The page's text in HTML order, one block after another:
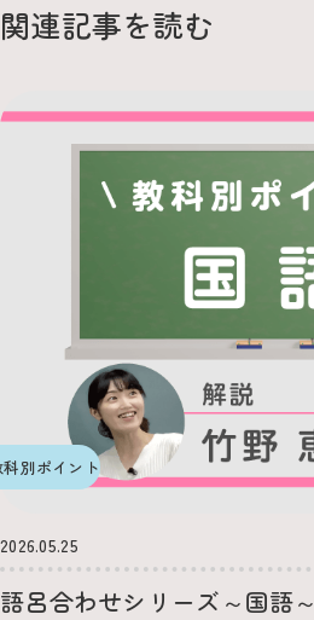
関連記事を読む
科別ポイント
2026.05.25
語呂合わせシリーズ～国語～